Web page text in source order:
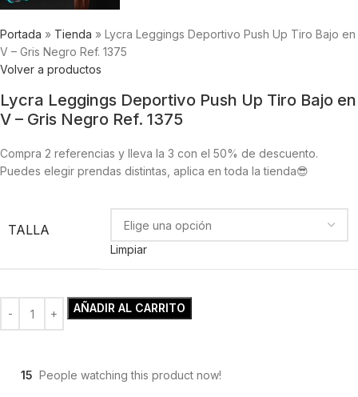
Portada » Tienda » Lycra Leggings Deportivo Push Up Tiro Bajo en
V – Gris Negro Ref. 1375
Volver a productos
Lycra Leggings Deportivo Push Up Tiro Bajo en
V – Gris Negro Ref. 1375
Compra 2 referencias y lleva la 3 con el 50% de descuento.
Puedes elegir prendas distintas, aplica en toda la tienda😎
TALLA
Limpiar
AÑADIR AL CARRITO
15 People watching this product now!